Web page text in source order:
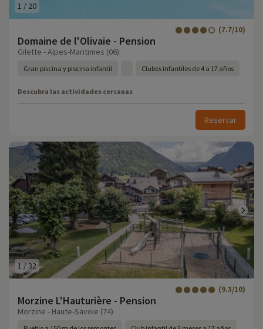
1 / 20
Domaine de l'Olivaie - Pension
(7.7/10)
Gilette - Alpes-Maritimes (06)
Gran piscina y piscina infantil Clubes infantiles de 4 a 17 años
Descubra las actividades cercanas
Reservar
1 /32
Morzine L'Hauturière - Pension
(9.3/10)
Morzine - Haute-Savoie (74)